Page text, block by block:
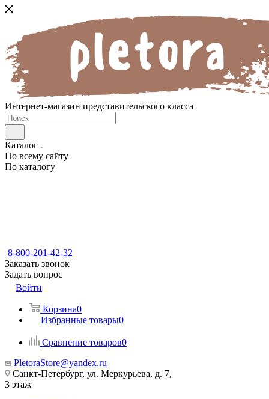
Интернет-магазин представительского класса
Каталог
По всему сайту
По каталогу
8-800-201-42-32
Заказать звонок
Задать вопрос
Войти
Корзина0
Избранные товары0
Сравнение товаров0
PletoraStore@yandex.ru
Санкт-Петербург, ул. Меркурьева, д. 7,
3 этаж